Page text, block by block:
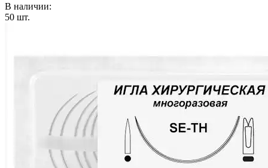
В наличии:
50 шт.